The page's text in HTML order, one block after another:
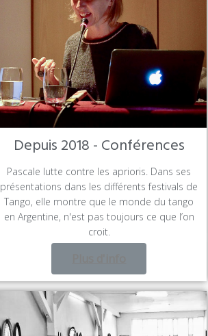
Depuis 2018 - Conférences
Pascale lutte contre les aprioris. Dans ses
présentations dans les différents festivals de
Tango, elle montre que le monde du tango
en Argentine, n'est pas toujours ce que l’on
croit.